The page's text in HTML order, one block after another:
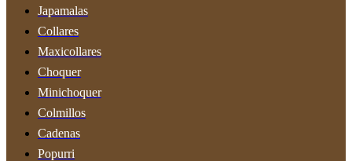
Japamalas
Collares
Maxicollares
Choquer
Minichoquer
Colmillos
Cadenas
Popurri